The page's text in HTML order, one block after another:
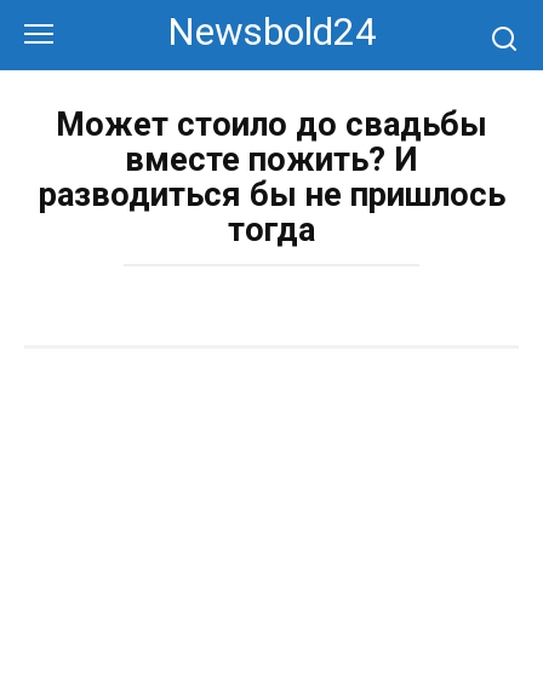
контенту
Newsbold24
Может стоило до свадьбы
вместе пожить? И
разводиться бы не пришлось
тогда